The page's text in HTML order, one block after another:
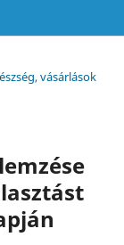
vásárlások